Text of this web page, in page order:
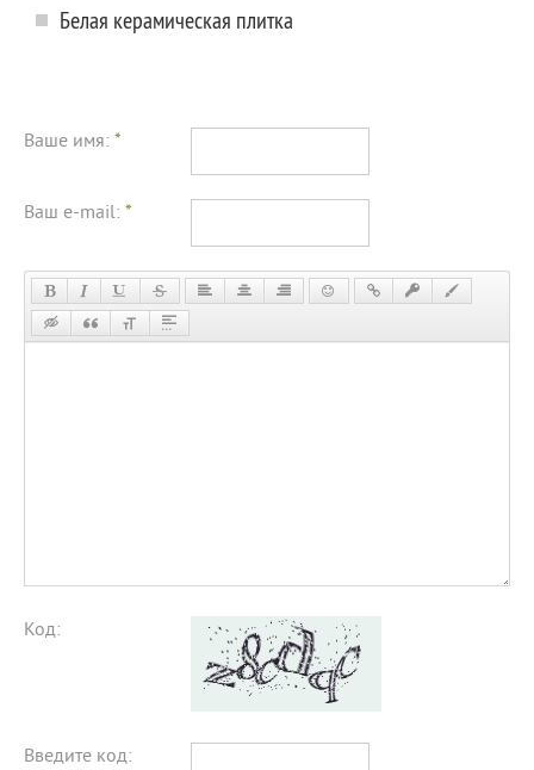
Белая керамическая плитка
Ваше имя: *
Ваш e-mail: *
Код:
Введите код: